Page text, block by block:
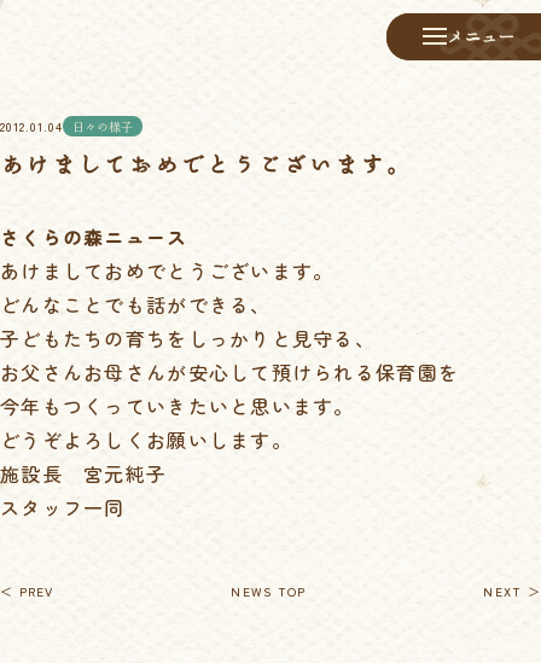
メニュー
メニュー
2012.01.04 日々の様子
あけましておめでとうございます。
さくらの森ニュース
あけましておめでとうございます。
どんなことでも話ができる、
子どもたちの育ちをしっかりと見守る、
お父さんお母さんが安心して預けられる保育園を
今年もつくっていきたいと思います。
どうぞよろしくお願いします。
施設長 宮元純子
スタッフ一同
＜ PREV NEWS TOP NEXT ＞